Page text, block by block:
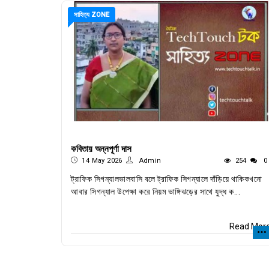
সাহিত্য ZONE
কবিতায় অন্নপূর্ণা দাস
14 May 2026 Admin 254 0
ট্রাফিক সিগন্যালভালবাসি বলে ট্রাফিক সিগন্যালে দাঁড়িয়ে থাকিকখনো
আবার সিগন্যাল উপেক্ষা করে নিয়ম ভাঙ্গিঝড়ের সাথে যুদ্ধ ক...
Read